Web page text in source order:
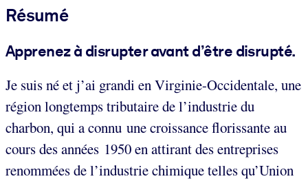
Résumé
Apprenez à disrupter avant d’être disrupté.
Je suis né et j’ai grandi en Virginie-Occidentale, une
région longtemps tributaire de l’industrie du
charbon, qui a connu une croissance florissante au
cours des années 1950 en attirant des entreprises
renommées de l’industrie chimique telles qu’Union